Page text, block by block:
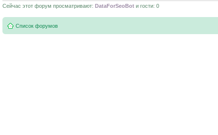
Сейчас этот форум просматривают: DataForSeoBot и гости: 0
Список форумов